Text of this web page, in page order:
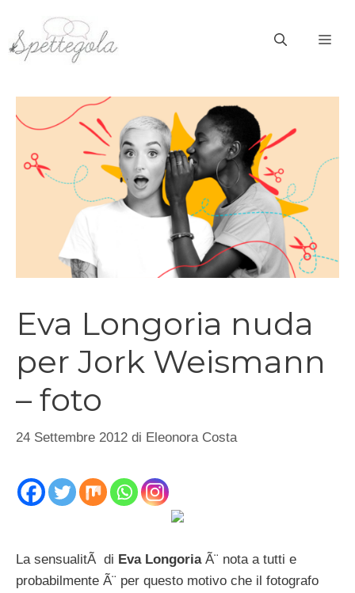
contenuto
Eva Longoria nuda
per Jork Weismann
– foto
24 Settembre 2012 di Eleonora Costa
La sensualitÃ di Eva Longoria Ã¨ nota a tutti e
probabilmente Ã¨ per questo motivo che il fotografo